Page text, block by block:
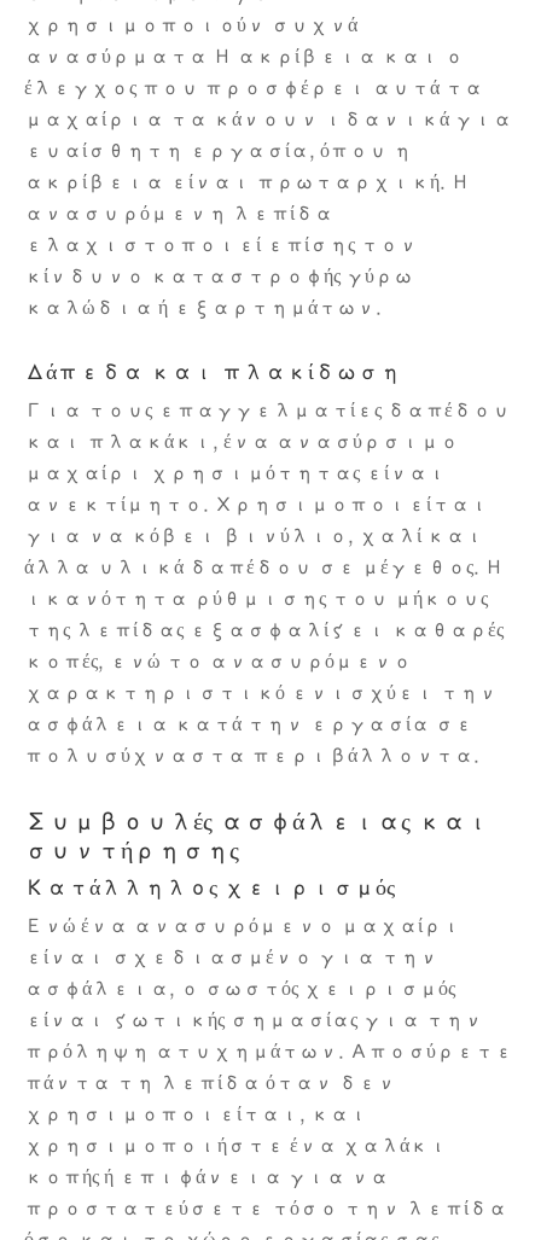
χρησιμοποιούν συχνά
ανασύρματα Η ακρίβεια και ο
έλεγχος που προσφέρει αυτά τα
μαχαίρια τα κάνουν ιδανικά για
ευαίσθητη εργασία, όπου η
ακρίβεια είναι πρωταρχική. Η
ανασυρόμενη λεπίδα
ελαχιστοποιεί επίσης τον
κίνδυνο καταστροφής γύρω
καλώδια ή εξαρτημάτων.
Δάπεδα και πλακίδωση
Για τους επαγγελματίες δαπέδου
και πλακάκι, ένα ανασύρσιμο
μαχαίρι χρησιμότητας είναι
ανεκτίμητο. Χρησιμοποιείται
για να κόβει βινύλιο, χαλί και
άλλα υλικά δαπέδου σε μέγεθος. Η
ικανότητα ρύθμισης του μήκους
της λεπίδας εξασφαλίζει καθαρές
κοπές, ενώ το ανασυρόμενο
χαρακτηριστικό ενισχύει την
ασφάλεια κατά την εργασία σε
πολυσύχναστα περιβάλλοντα.
Συμβουλές ασφάλειας και
συντήρησης
Κατάλληλος χειρισμός
Ενώ ένα ανασυρόμενο μαχαίρι
είναι σχεδιασμένο για την
ασφάλεια, ο σωστός χειρισμός
είναι ζωτικής σημασίας για την
πρόληψη ατυχημάτων. Αποσύρετε
πάντα τη λεπίδα όταν δεν
χρησιμοποιείται, και
χρησιμοποιήστε ένα χαλάκι
κοπής ή επιφάνεια για να
προστατεύσετε τόσο την λεπίδα